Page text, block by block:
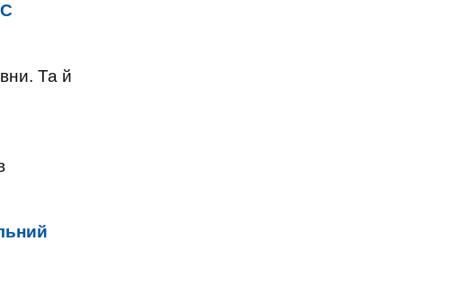
Та й